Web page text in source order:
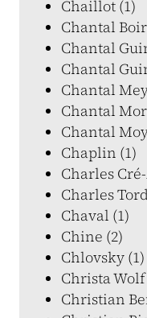
Chaillot (1)
Chantal
Chantal
Chantal
Chantal
Chantal
Chantal
Chaplin (1)
Charles
Charles
Chaval (1)
Chine (2)
Chlovsky (1)
Christa Wolf
Christian